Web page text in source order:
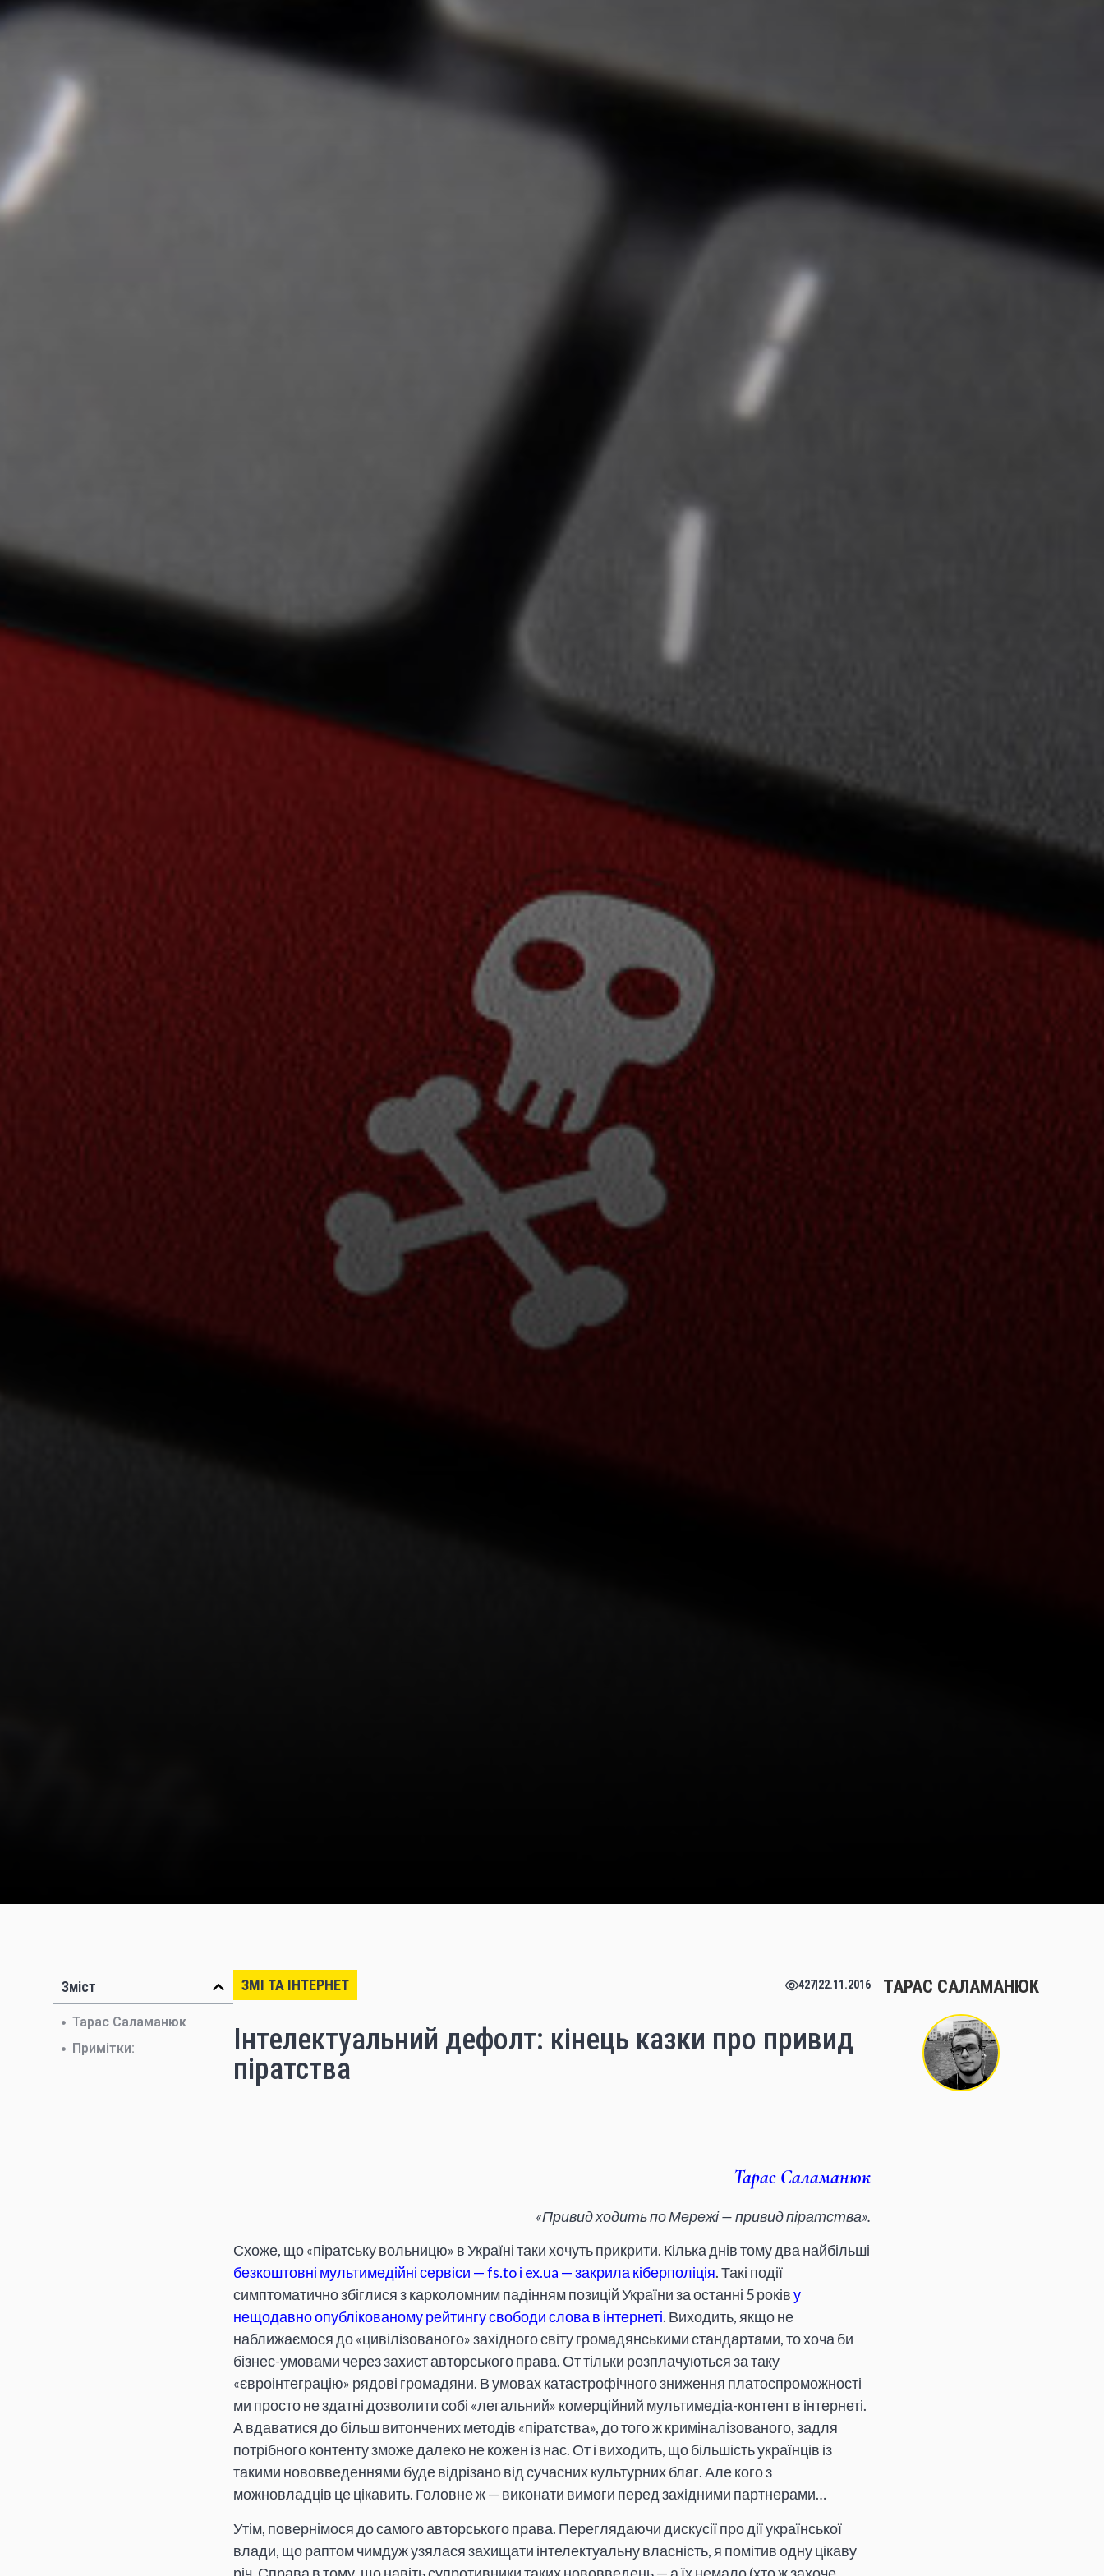
Зміст
Тарас Саламанюк
Примітки:
ЗМІ ТА ІНТЕРНЕТ 427 22.11.2016
Інтелектуальний дефолт: кінець казки про привид
піратства
Тарас Саламанюк
«Привид ходить по Мережі — привид піратства».
Схоже, що «піратську вольницю» в Україні таки хочуть прикрити. Кілька днів тому два найбільші
безкоштовні мультимедійні сервіси — fs.to і ex.ua — закрила кіберполіція. Такі події
симптоматично збіглися з карколомним падінням позицій України за останні 5 роківу
нещодавно опублікованому рейтингу свободи слова в інтернеті. Виходить, якщо не
наближаємося до «цивілізованого» західного світу громадянськими стандартами, то хоча би
бізнес-умовами через захист авторського права. От тільки розплачуються за таку
«євроінтеграцію» рядові громадяни. В умовах катастрофічного зниження платоспроможності
ми просто не здатні дозволити собі «легальний» комерційний мультимедіа-контент в інтернеті.
А вдаватися до більш витончених методів «піратства», до того ж криміналізованого, задля
потрібного контенту зможе далеко не кожен із нас. От і виходить, що більшість українців із
такими нововведеннями буде відрізано від сучасних культурних благ. Але кого з
можновладців це цікавить. Головне ж — виконати вимоги перед західними партнерами…
Утім, повернімося до самого авторського права. Переглядаючи дискусії про дії української
влади, що раптом чимдуж узялася захищати інтелектуальну власність, я помітив одну цікаву
ТАРАС САЛАМАНЮК